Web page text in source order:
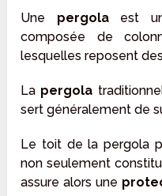
Une pergolaest
composée de
lesquelles reposent des
La pergola
sert généralement de
Le toit de la pergola
non seulement
assure alors une